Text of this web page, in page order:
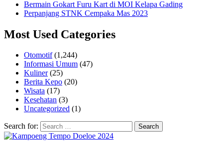
Bermain Gokart Furu Kart di MOI Kelapa Gading
Perpanjang STNK Cempaka Mas 2023
Most Used Categories
Otomotif(1,244)
Informasi Umum (47)
Kuliner(25)
Berita Kepo (20)
Wisata (17)
Kesehatan (3)
Uncategorized (1)
Search for: